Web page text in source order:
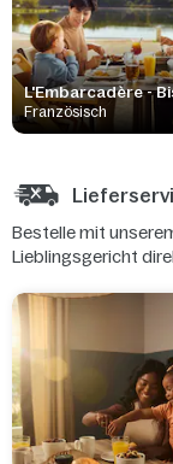
L'Embarcadère -
Französisch
Bestelle mit
Lieblingsgericht